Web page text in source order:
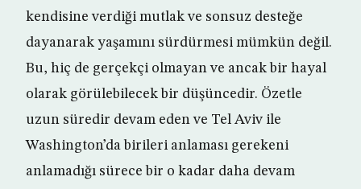
kendisine verdiği mutlak ve sonsuz desteğe
dayanarak yaşamını sürdürmesi mümkün değil.
Bu, hiç de gerçekçi olmayan ve ancak bir hayal
olarak görülebilecek bir düşüncedir. Özetle
uzun süredir devam eden ve Tel Aviv ile
Washington’da birileri anlaması gerekeni
anlamadığı sürece bir o kadar daha devam